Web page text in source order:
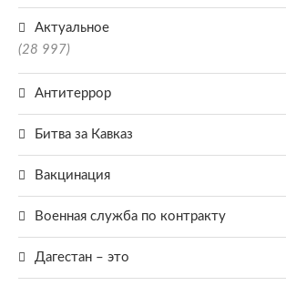
Актуальное
(28 997)
Антитеррор
Битва за Кавказ
Вакцинация
Военная служба по контракту
Дагестан – это